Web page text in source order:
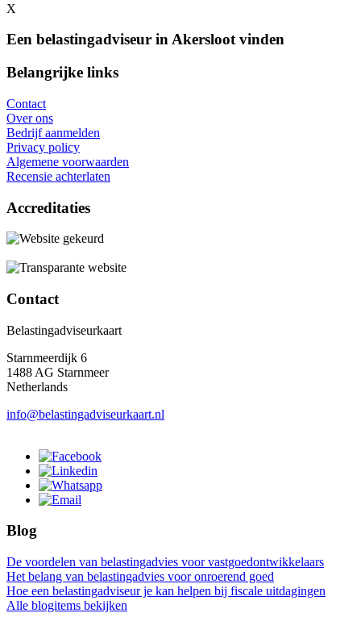
X
Een belastingadviseur in Akersloot vinden
Belangrijke links
Contact
Over ons
Bedrijf aanmelden
Privacy policy
Algemene voorwaarden
Recensie achterlaten
Accreditaties
Contact
Belastingadviseurkaart
Starnmeerdijk 6
1488 AG Starnmeer
Netherlands
info@belastingadviseurkaart.nl
Blog
De voordelen van belastingadvies voor vastgoedontwikkelaars
Het belang van belastingadvies voor onroerend goed
Hoe een belastingadviseur je kan helpen bij fiscale uitdagingen
Alle blogitems bekijken